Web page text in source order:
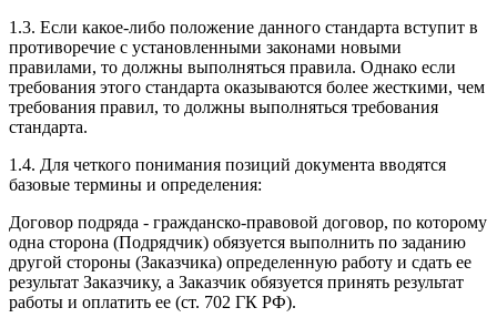
1.3. Если какое-либо положение данного стандарта вступит в
противоречие с установленными законами новыми
правилами, то должны выполняться правила. Однако если
требования этого стандарта оказываются более жесткими, чем
требования правил, то должны выполняться требования
стандарта.
1.4. Для четкого понимания позиций документа вводятся
базовые термины и определения:
Договор подряда - гражданско-правовой договор, по которому
одна сторона (Подрядчик) обязуется выполнить по заданию
другой стороны (Заказчика) определенную работу и сдать ее
результат Заказчику, а Заказчик обязуется принять результат
работы и оплатить ее (ст. 702 ГК РФ).